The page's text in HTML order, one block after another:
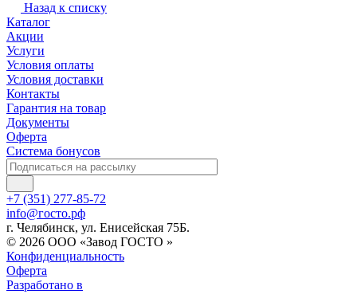
Назад к списку
Каталог
Акции
Услуги
Условия оплаты
Условия доставки
Контакты
Гарантия на товар
Документы
Оферта
Система бонусов
+7 (351) 277-85-72
info@госто.рф
г. Челябинск, ул. Енисейская 75Б.
© 2026 ООО «Завод ГОСТО »
Конфиденциальность
Оферта
Разработано в